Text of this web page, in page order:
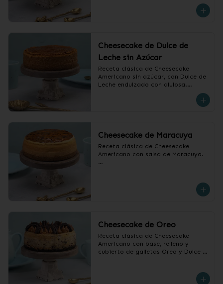
Cheesecake de Dulce de
Leche sin Azúcar
Receta clásica de Cheesecake
Americano sin azúcar, con Dulce de
Leche endulzado con alulosa.
Cheesecake de Maracuya
Receta clásica de Cheesecake
Americano con salsa de Maracuya.
Cheesecake de Oreo
Receta clásica de Cheesecake
Americano con base, relleno y
cubierto de galletas Oreo y Dulce